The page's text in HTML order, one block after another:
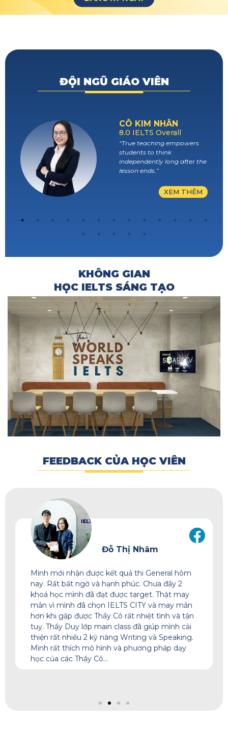
ĐỘI NGŨ GIÁO VIÊN
CÔ KIM NHÂN
8.0 IELTS Overall
“True teaching empowers
students to think
independently long after the
lesson ends.”
XEM THÊM
KHÔNG GIAN
HỌC IELTS SÁNG TẠO
FEEDBACK CỦA HỌC VIÊN
Thầy cô nào cũng dễ thương, rất tốt với học
viên, nói dễ nghe, best teacher của mình là
thầy Khải cô Ngọc Anh. Đôi lúc học hơi chới với
trong lớp do mình cũng lớn tuổi nhưng ai cũng
kiên nhẫn đợi mình. Bé Dung chăm sóc lớp tốt
lắm, nhắc bài tập từng chút. Nhờ sự tận tâm
của mọi người ở đây mà mình càng có động
lực học hơn, môi trường ở đây rất đáng để
những ai học General định cư như mình trải
Rosa Phan